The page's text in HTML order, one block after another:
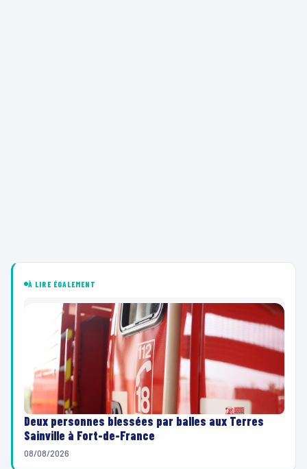
À LIRE ÉGALEMENT
Deux personnes blessées par balles aux Terres
Sainville à Fort-de-France
08/08/2026